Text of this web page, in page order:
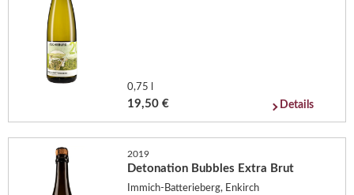
0,75 l
19,50 € Details
2019
Detonation Bubbles Extra Brut
Immich-Batterieberg, Enkirch